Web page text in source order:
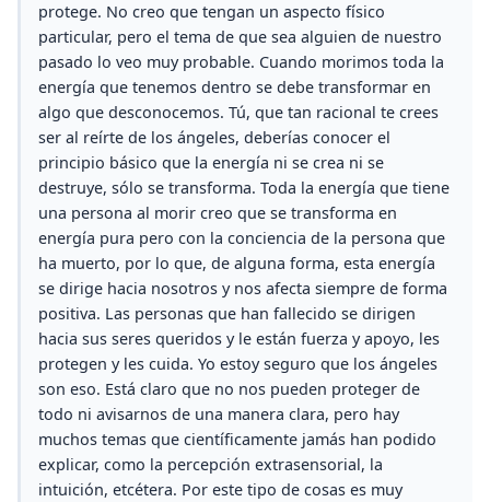
protege. No creo que tengan un aspecto físico
particular, pero el tema de que sea alguien de nuestro
pasado lo veo muy probable. Cuando morimos toda la
energía que tenemos dentro se debe transformar en
algo que desconocemos. Tú, que tan racional te crees
ser al reírte de los ángeles, deberías conocer el
principio básico que la energía ni se crea ni se
destruye, sólo se transforma. Toda la energía que tiene
una persona al morir creo que se transforma en
energía pura pero con la conciencia de la persona que
ha muerto, por lo que, de alguna forma, esta energía
se dirige hacia nosotros y nos afecta siempre de forma
positiva. Las personas que han fallecido se dirigen
hacia sus seres queridos y le están fuerza y apoyo, les
protegen y les cuida. Yo estoy seguro que los ángeles
son eso. Está claro que no nos pueden proteger de
todo ni avisarnos de una manera clara, pero hay
muchos temas que científicamente jamás han podido
explicar, como la percepción extrasensorial, la
intuición, etcétera. Por este tipo de cosas es muy